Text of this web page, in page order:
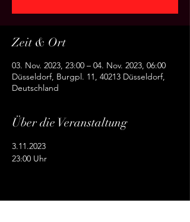
Zeit & Ort
03. Nov. 2023, 23:00 – 04. Nov. 2023, 06:00
Düsseldorf, Burgpl. 11, 40213 Düsseldorf,
Deutschland
Über die Veranstaltung
3.11.2023
23:00 Uhr